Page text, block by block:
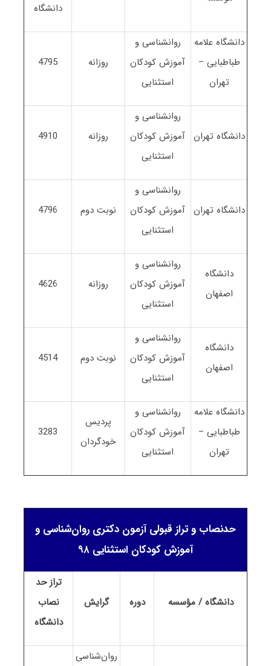
دانشگاه
دانشگاه علامه
طباطبایی –
تهران
روانشناسی و
آموزش کودکان
استثنایی
روزانه 4795
دانشگاه تهران
روانشناسی و
آموزش کودکان
استثنایی
روزانه 4910
دانشگاه تهران
روانشناسی و
آموزش کودکان
استثنایی
نوبت دوم 4796
دانشگاه
اصفهان
روانشناسی و
آموزش کودکان
استثنایی
روزانه 4626
دانشگاه
اصفهان
روانشناسی و
آموزش کودکان
استثنایی
نوبت دوم 4514
دانشگاه علامه
طباطبایی –
تهران
روانشناسی و
آموزش کودکان
استثنایی
پردیس
خودگردان
3283
حدنصاب و تراز قبولی آزمون دکتری روان‌شناسی و
آموزش کودکان استثنایی ۹۸
دانشگاه / مؤسسه دوره گرایش
تراز حد
نصاب
دانشگاه
روان‌شناسی